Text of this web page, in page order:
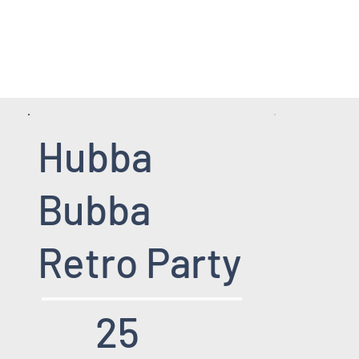
Hubba
Bubba
Retro Party
25